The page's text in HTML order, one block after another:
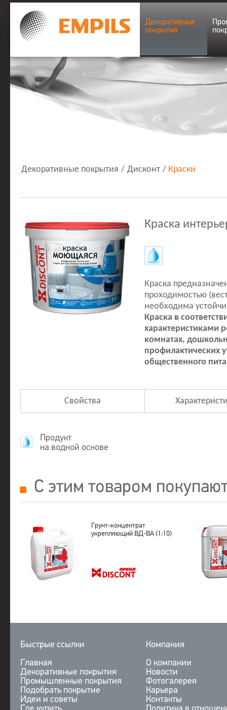
Декоративные
покрытия
Декоративные покрытия / Дисконт / Краски
Краска
Краска
проходимостью
необходима
Краска в
характеристиками
комнатах,
профилактических
общественного
Свойства
Продукт
на водной основе
С этим товаром
Грунт-концентрат
укрепляющий ВД-ВА (1:10)
Быстрые ссылки
Главная
Декоративные покрытия
Промышленные покрытия
Подобрать покрытие
Идеи и советы
Компания
О компании
Новости
Фотогалерея
Карьера
Контакты